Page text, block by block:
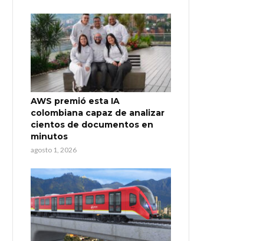
AWS premió esta IA
colombiana capaz de analizar
cientos de documentos en
minutos
agosto 1, 2026